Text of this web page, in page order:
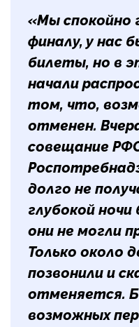
«Мы спокойно
финалу, у нас
билеты, но в
начали
том, что,
отменен.
совещание
долго не
глубокой
они не могли
Только около
позвонили и
отменяется.
возможных